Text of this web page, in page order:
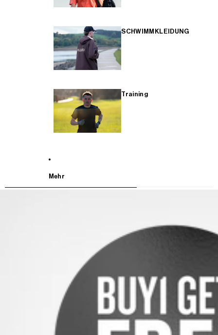
SCHWIMMKLEIDUNG
Training
Mehr
WEITER ZU DEN PRODUKTINFORMATIONEN